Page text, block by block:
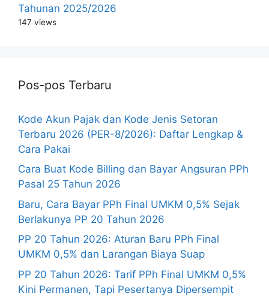
Tahunan 2025/2026
147 views
Pos-pos Terbaru
Kode Akun Pajak dan Kode Jenis Setoran
Terbaru 2026 (PER-8/2026): Daftar Lengkap &
Cara Pakai
Cara Buat Kode Billing dan Bayar Angsuran PPh
Pasal 25 Tahun 2026
Baru, Cara Bayar PPh Final UMKM 0,5% Sejak
Berlakunya PP 20 Tahun 2026
PP 20 Tahun 2026: Aturan Baru PPh Final
UMKM 0,5% dan Larangan Biaya Suap
PP 20 Tahun 2026: Tarif PPh Final UMKM 0,5%
Kini Permanen, Tapi Pesertanya Dipersempit